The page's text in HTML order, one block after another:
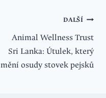
DALŠÍ
Animal Wellness Trust
Sri Lanka: Útulek, který
mění osudy stovek pejsků